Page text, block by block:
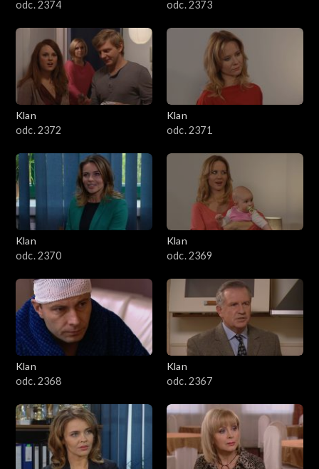
odc. 2374 odc. 2373
Klan
odc. 2372
Klan
odc. 2371
Klan
odc. 2370
Klan
odc. 2369
Klan
odc. 2368
Klan
odc. 2367